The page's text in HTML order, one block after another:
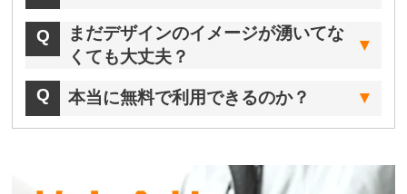
まだデザインのイメージが湧いてな
くても大丈夫？
本当に無料で利用できるのか？